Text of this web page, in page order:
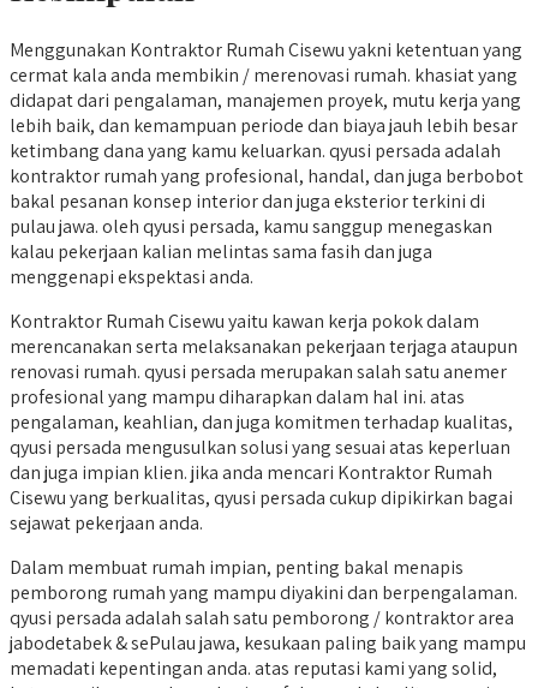
Menggunakan Kontraktor Rumah Cisewu yakni ketentuan yang
cermat kala anda membikin / merenovasi rumah. khasiat yang
didapat dari pengalaman, manajemen proyek, mutu kerja yang
lebih baik, dan kemampuan periode dan biaya jauh lebih besar
ketimbang dana yang kamu keluarkan. qyusi persada adalah
kontraktor rumah yang profesional, handal, dan juga berbobot
bakal pesanan konsep interior dan juga eksterior terkini di
pulau jawa. oleh qyusi persada, kamu sanggup menegaskan
kalau pekerjaan kalian melintas sama fasih dan juga
menggenapi ekspektasi anda.
Kontraktor Rumah Cisewu yaitu kawan kerja pokok dalam
merencanakan serta melaksanakan pekerjaan terjaga ataupun
renovasi rumah. qyusi persada merupakan salah satu anemer
profesional yang mampu diharapkan dalam hal ini. atas
pengalaman, keahlian, dan juga komitmen terhadap kualitas,
qyusi persada mengusulkan solusi yang sesuai atas keperluan
dan juga impian klien. jika anda mencari Kontraktor Rumah
Cisewu yang berkualitas, qyusi persada cukup dipikirkan bagai
sejawat pekerjaan anda.
Dalam membuat rumah impian, penting bakal menapis
pemborong rumah yang mampu diyakini dan berpengalaman.
qyusi persada adalah salah satu pemborong / kontraktor area
jabodetabek & sePulau jawa, kesukaan paling baik yang mampu
memadati kepentingan anda. atas reputasi kami yang solid,